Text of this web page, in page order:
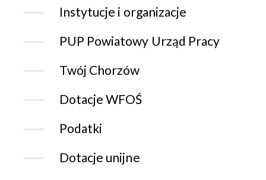
Instytucje i organizacje
PUP Powiatowy Urząd Pracy
Twój Chorzów
Dotacje WFOŚ
Podatki
Dotacje unijne